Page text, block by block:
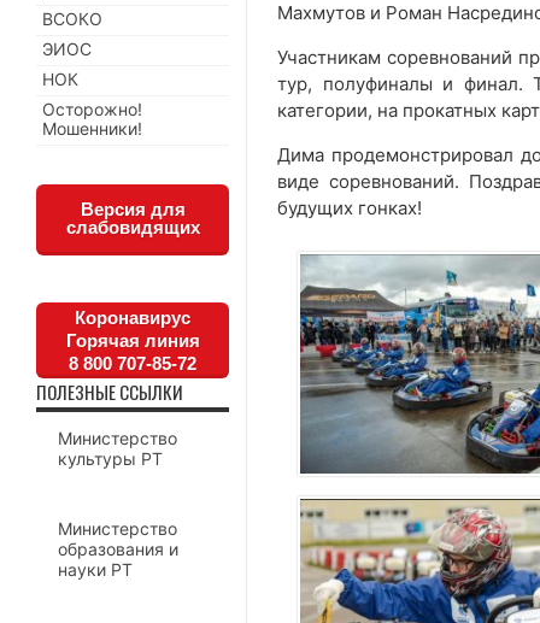
Махмутов и Роман
Участникам соревнований
тур, полуфиналы и финал.
категории, на прокатных
Дима продемонстрировал
виде соревнований.
будущих гонках!
ВСОКО
ЭИОС
НОК
Осторожно!
Мошенники!
Версия для
слабовидящих
Коронавирус
Горячая линия
8 800 707-85-72
ПОЛЕЗНЫЕ ССЫЛКИ
Министерство
культуры РТ
Министерство
образования и
науки РТ